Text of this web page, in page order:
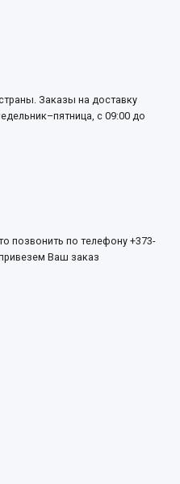
Заказы на доставку
с 09:00 до
позвонить по телефону +373-
Ваш заказ